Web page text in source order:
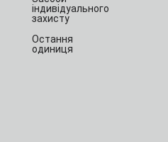
індивідуального
захисту
Остання
одиниця